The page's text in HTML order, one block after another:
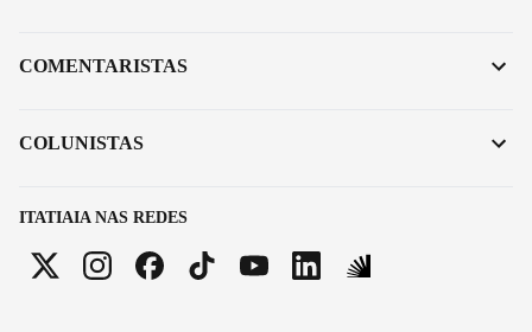
ITATIAIA NAS REDES
COMENTARISTAS
COLUNISTAS